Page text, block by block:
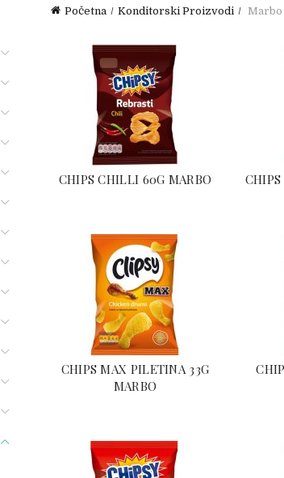
Početna Konditorski Proizvodi
CHIPS CHILLI 60G MARBO CHIPS
CHIPS MAX PILETINA 33G
MARBO